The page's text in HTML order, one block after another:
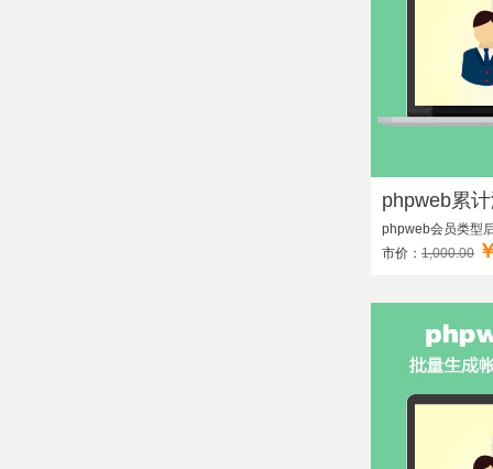
phpweb累
phpweb会员类型
市价： 1,000.00